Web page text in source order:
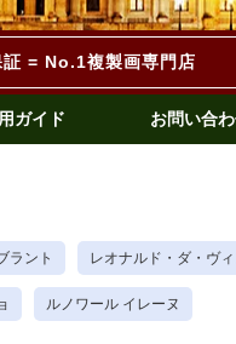
= No.1複製画専門店
ガイド お問い合
ラント レオナルド・ダ・ヴ
ルノワール イレーヌ